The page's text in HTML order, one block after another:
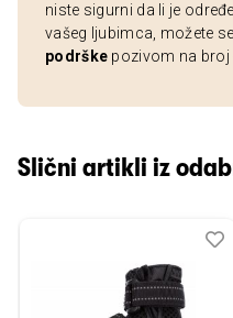
niste sigurni da li je
vašeg ljubimca, možete
podrške pozivom na broj
Slični artikli iz